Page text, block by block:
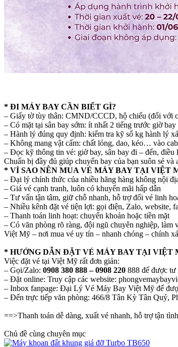
* ĐI MÁY BAY CẦN BIẾT GÌ?
– Giấy tờ tùy thân: CMND/CCCD, hộ chiếu (đối với
– Có mặt tại sân bay sớm: ít nhất 2 tiếng trước giờ
– Hành lý đúng quy định: kiểm tra kỹ số kg hành lý
– Không mang vật cấm: chất lỏng, dao, kéo… vào
– Đọc kỹ thông tin vé: giờ bay, sân bay đi – đến, điều
Chuẩn bị đầy đủ giúp chuyến bay của bạn suôn sẻ và
* VÌ SAO NÊN MUA VÉ MÁY BAY TẠI VIỆT
– Đại lý chính thức của nhiều hãng hàng không nội
– Giá vé cạnh tranh, luôn có khuyến mãi hấp dẫn
– Tư vấn tận tâm, giữ chỗ nhanh, hỗ trợ đổi vé linh
– Nhiều kênh đặt vé tiện lợi: gọi điện, Zalo, website,
– Thanh toán linh hoạt: chuyển khoản hoặc tiền mặt
– Có văn phòng rõ ràng, đội ngũ chuyên nghiệp, làm
Việt Mỹ – nơi mua vé uy tín – nhanh chóng – chính
* HƯỚNG DẪN ĐẶT VÉ MÁY BAY TẠI VIỆT
Việc đặt vé tại Việt Mỹ rất đơn giản:
– Gọi/Zalo: 0908 380 888 – 0908 220 888 để được tư
– Đặt online: Truy cập các website:
– Inbox fanpage: Đại Lý Vé Máy Bay Việt Mỹ để
– Đến trực tiếp văn phòng: 466/8 Tân Kỳ Tân Quý,
==>Thanh toán dễ dàng, xuất vé nhanh, hỗ trợ tận
Chủ đề cùng chuyên mục